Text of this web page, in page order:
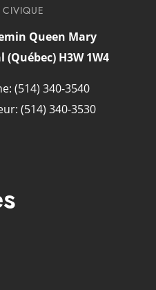
Queen Mary
H3W 1W4
(514) 340-3540
(514) 340-3530